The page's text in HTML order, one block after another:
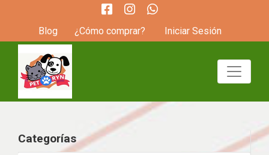
Blog ¿Cómo comprar? Iniciar Sesión
Categorías